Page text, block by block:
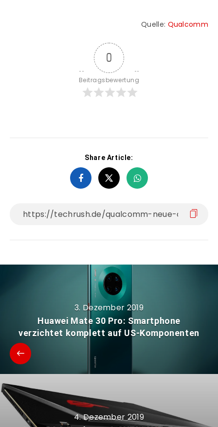
Quelle: Qualcomm
0
Beitragsbewertung
Share Article:
3. Dezember 2019
Huawei Mate 30 Pro: Smartphone
verzichtet komplett auf US-Komponenten
4. Dezember 2019